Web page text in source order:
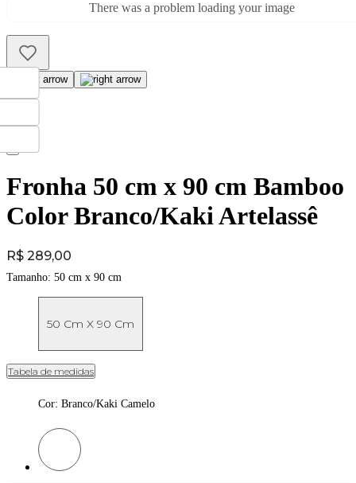
There was a problem loading your image
Fronha 50 cm x 90 cm Bamboo
Color Branco/Kaki Artelassê
Price:
R$ 289,00
Tamanho: 50 cm x 90 cm
50 Cm X 90 Cm
Tabela de medidas
Cor: Branco/Kaki Camelo
Cor: Branco/Kaki Camelo